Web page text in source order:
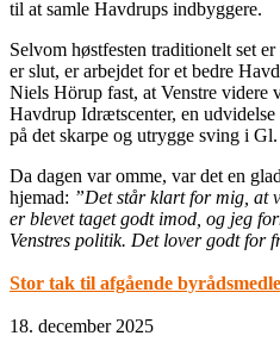
til at samle Havdrups indbyggere.
Selvom høstfesten traditionelt set
er slut, er arbejdet for et bedre
Niels Hörup fast, at Venstre videre
Havdrup Idrætscenter, en
på det skarpe og utrygge sving i
Da dagen var omme, var det en
hjemad: ”Det står klart for mig, at
er blevet taget godt imod, og jeg
Venstres politik. Det lover godt for
Stor tak til afgående
18. december 2025